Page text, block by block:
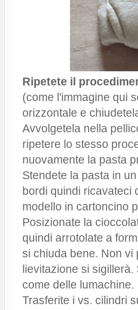
Ripetete il
(come l'immagine qui
orizzontale e
Avvolgetela nella
ripetere lo stesso
nuovamente la pasta
Stendete la pasta in
bordi quindi ricavateci
modello in cartoncino
Posizionate la
quindi arrotolate a
si chiuda bene. Non
lievitazione si
come delle lumachine.
Trasferite i vs. cilindri